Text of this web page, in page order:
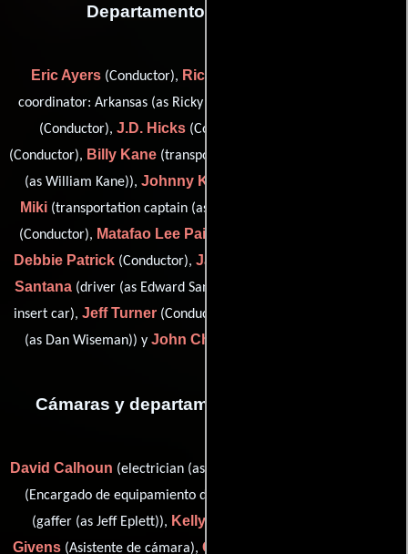
Departamento de transporte
Eric Ayers(Conductor), Ricky Damazio
coordinator: Arkansas (as Ricky damazio)),
(Conductor), J.D. Hicks(Conductor),
(Conductor), Billy Kane (transportation coordinator: Los Angeles
(as William Kane)), Johnny Knox
Miki (transportation captain (as George Miki)),
(Conductor), Matafao Lee Paisa
Debbie Patrick(Conductor), Jack Prince
Santana (driver (as Edward Santana)),
insert car), Jeff Turner(Conductor),
(as Dan Wiseman)) y John Christopher Hicks
Cámaras y departamento de electricidad
David Calhoun (electrician (as Dave Calhoun)),
(Encargado de equipamiento de cámara),
(gaffer (as Jeff Eplett)), Kelly Freddie
Givens(Asistente de cámara), Chris Hamala